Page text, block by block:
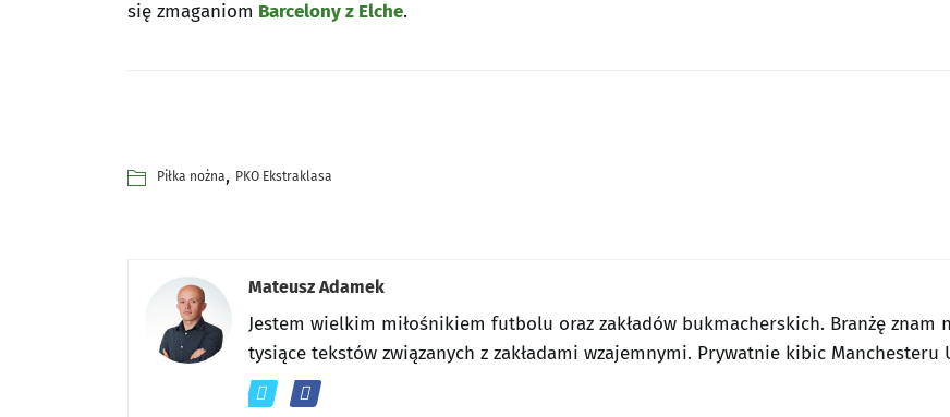
się zmaganiom Barcelony z Elche.
Piłka nożna, PKO Ekstraklasa
Mateusz Adamek
Jestem wielkim miłośnikiem futbolu oraz zakładów bukmacherskich. Branżę
tysiące tekstów związanych z zakładami wzajemnymi. Prywatnie kibic